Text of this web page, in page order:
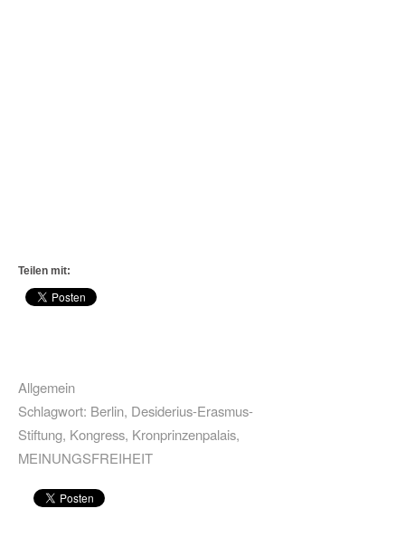
Teilen mit:
Allgemein
Schlagwort: Berlin, Desiderius-Erasmus-
Stiftung, Kongress, Kronprinzenpalais,
MEINUNGSFREIHEIT